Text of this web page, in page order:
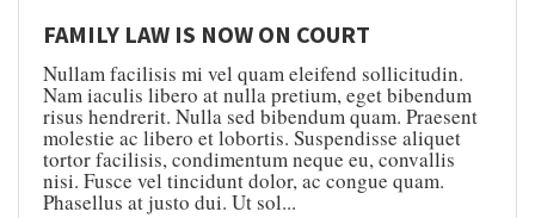
FAMILY LAW IS NOW ON COURT
Nullam facilisis mi vel quam eleifend sollicitudin.
Nam iaculis libero at nulla pretium, eget bibendum
risus hendrerit. Nulla sed bibendum quam. Praesent
molestie ac libero et lobortis. Suspendisse aliquet
tortor facilisis, condimentum neque eu, convallis
nisi. Fusce vel tincidunt dolor, ac congue quam.
Phasellus at justo dui. Ut sol...